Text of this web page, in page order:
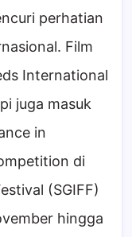
perhatian
Film
International
juga masuk
in
di
(SGIFF)
hingga